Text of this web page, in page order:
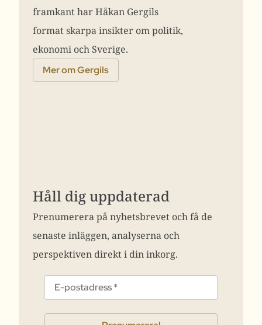
framkant har Håkan Gergils
format skarpa insikter om politik,
ekonomi och Sverige.
Mer om Gergils
Håll dig uppdaterad
Prenumerera på nyhetsbrevet och få de
senaste inläggen, analyserna och
perspektiven direkt i din inkorg.